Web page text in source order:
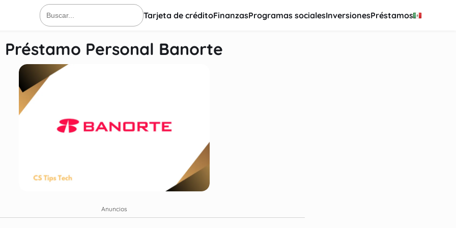
Buscar:
Tarjeta de créditoFinanzasProgramas socialesInversionesPréstamos
Préstamo Personal Banorte
Anuncios